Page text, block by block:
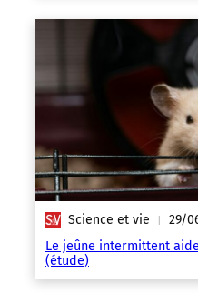
Science et vie | 29/
Le jeûne intermittent
(étude)